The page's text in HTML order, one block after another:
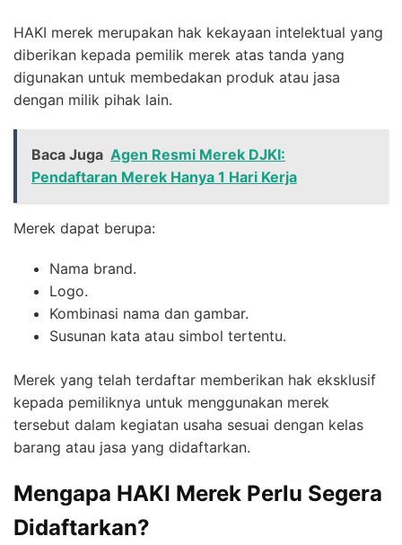
HAKI merek merupakan hak kekayaan intelektual yang
diberikan kepada pemilik merek atas tanda yang
digunakan untuk membedakan produk atau jasa
dengan milik pihak lain.
Baca Juga Agen Resmi Merek DJKI:
Pendaftaran Merek Hanya 1 Hari Kerja
Merek dapat berupa:
Nama brand.
Logo.
Kombinasi nama dan gambar.
Susunan kata atau simbol tertentu.
Merek yang telah terdaftar memberikan hak eksklusif
kepada pemiliknya untuk menggunakan merek
tersebut dalam kegiatan usaha sesuai dengan kelas
barang atau jasa yang didaftarkan.
Mengapa HAKI Merek Perlu Segera
Didaftarkan?